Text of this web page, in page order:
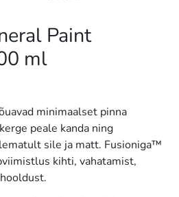
Paint
ml
minimaalset pinna
peale kanda ning
sile ja matt. Fusioniga™
kihti, vahatamist,